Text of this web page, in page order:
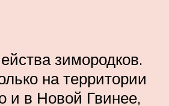
зимородков.
на территории
и в Новой Гвинее,